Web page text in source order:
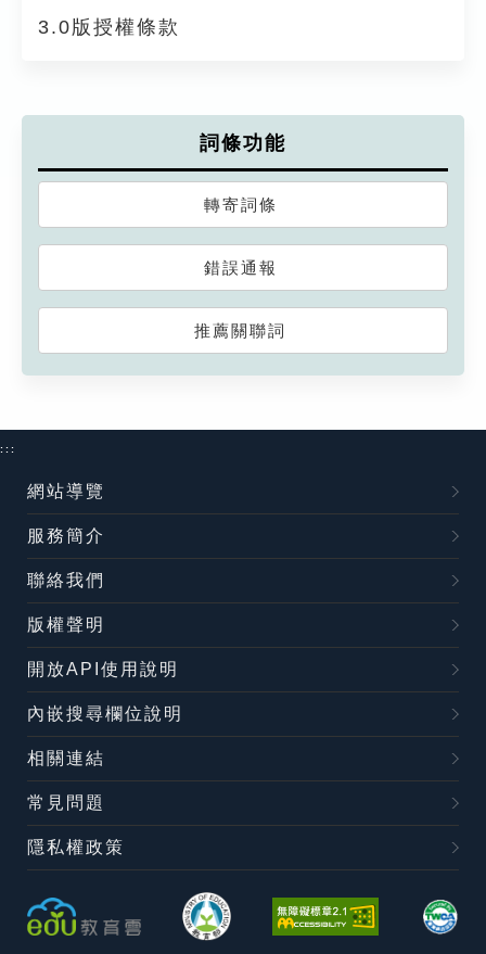
3.0版授權條款
詞條功能
轉寄詞條
錯誤通報
推薦關聯詞
:::
網站導覽
服務簡介
聯絡我們
版權聲明
開放API使用說明
內嵌搜尋欄位說明
相關連結
常見問題
隱私權政策